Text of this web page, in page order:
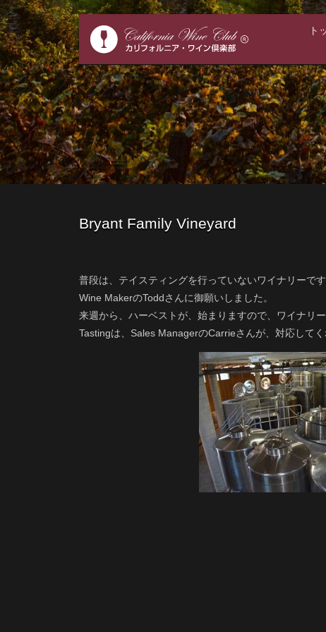
ト
Bryant Family Vineyard
普段は、テイスティングを行っていないワイナリーで
Wine MakerのToddさんに御願いしました。
来週から、ハーベストが、始まりますので、ワイナリ
Tastingは、Sales ManagerのCarrieさんが、対応してく